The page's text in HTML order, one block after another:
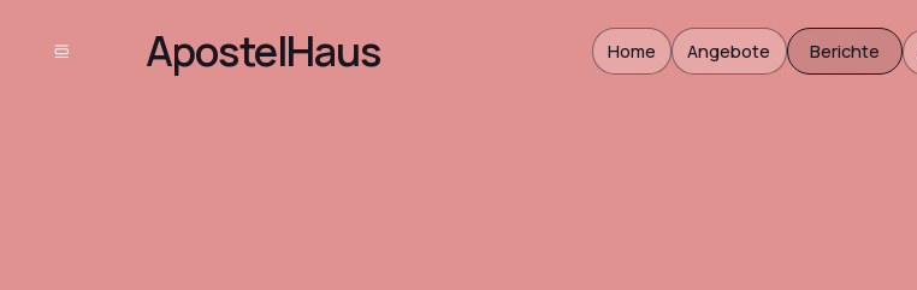
ApostelHaus Home Angebote Berichte